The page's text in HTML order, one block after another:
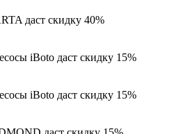
даст скидку 40%
iBoto даст скидку 15%
iBoto даст скидку 15%